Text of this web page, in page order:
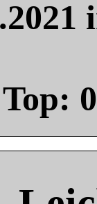
0